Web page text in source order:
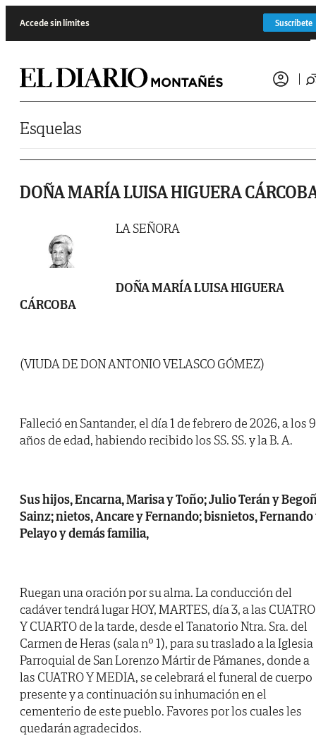
Accede sin límites Suscríbete
Esquelas
DOÑA MARÍA LUISA HIGUERA
LA SEÑORA
DOÑA MARÍA LUISA HIGUERA
CÁRCOBA
(VIUDA DE DON ANTONIO VELASCO GÓMEZ)
Falleció en Santander, el día 1 de febrero de 2026, a los
años de edad, habiendo recibido los SS. SS. y la B. A.
Sus hijos, Encarna, Marisa y Toño; Julio Terán y
Sainz; nietos, Ancare y Fernando; bisnietos, Fernando
Pelayo y demás familia,
Ruegan una oración por su alma. La conducción del
cadáver tendrá lugar HOY, MARTES, día 3, a las CUATRO
Y CUARTO de la tarde, desde el Tanatorio Ntra. Sra. del
Carmen de Heras (sala nº 1), para su traslado a la Iglesia
Parroquial de San Lorenzo Mártir de Pámanes, donde a
las CUATRO Y MEDIA, se celebrará el funeral de cuerpo
presente y a continuación su inhumación en el
cementerio de este pueblo. Favores por los cuales les
quedarán agradecidos.